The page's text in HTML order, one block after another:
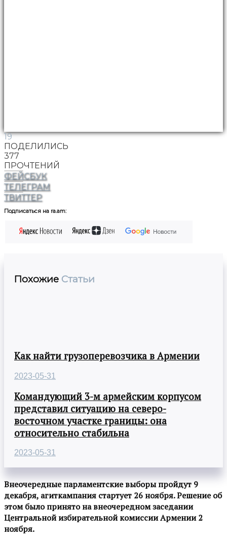
19
ПОДЕЛИЛИСЬ
377
ПРОЧТЕНИЙ
ФЕЙСБУК
ТЕЛЕГРАМ
ТВИТТЕР
Подписаться на ra.am:
Похожие Статьи
Как найти грузоперевозчика в Армении
2023-05-31
Командующий 3-м армейским корпусом
представил ситуацию на северо-
восточном участке границы: она
относительно стабильна
2023-05-31
Внеочередные парламентские выборы пройдут 9
декабря, агиткампания стартует 26 ноября. Решение об
этом было принято на внеочередном заседании
Центральной избирательной комиссии Армении 2
ноября.